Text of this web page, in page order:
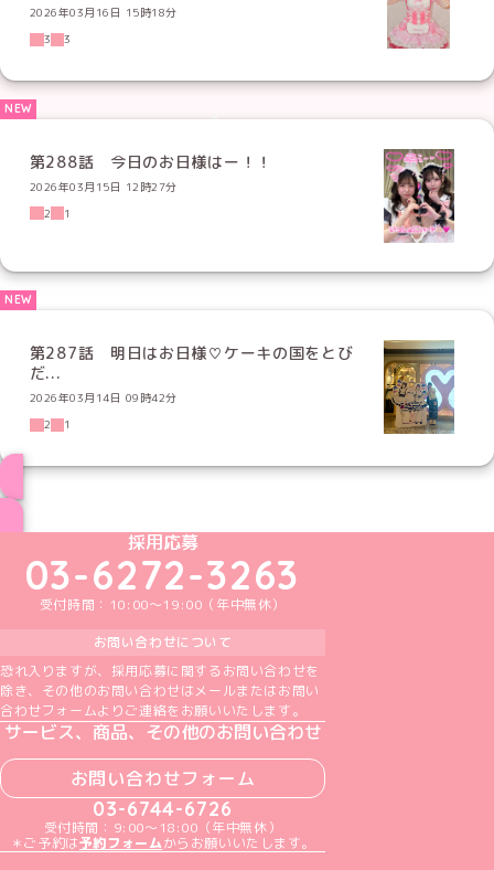
2026年03月16日 15時18分
3
3
第288話 今日のお日様はー！！
2026年03月15日 12時27分
2
1
第287話 明日はお日様♡ケーキの国をとび
だ...
2026年03月14日 09時42分
2
1
めいどりーみんTikTok公式アカウント
めいどりーみんX公式アカウント
めいどりーみんInstagram公式アカウント
めいどりーみんFacebook公式アカウン
めいどりーみんYouTube公式アカ
採用応募
03-6272-3263
受付時間：10:00～19:00（年中無休）
お問い合わせについて
恐れ入りますが、採用応募に関するお問い合わせを
除き、その他のお問い合わせはメールまたはお問い
合わせフォームよりご連絡をお願いいたします。
サービス、商品、その他のお問い合わせ
お問い合わせフォーム
03-6744-6726
受付時間：9:00～18:00（年中無休）
＊ご予約は予約フォームからお願いいたします。